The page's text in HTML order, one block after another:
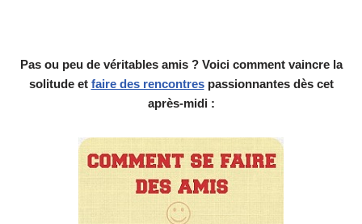
Pas ou peu de véritables amis ? Voici comment vaincre la
solitude et faire des rencontrespassionnantes dès cet
après-midi :